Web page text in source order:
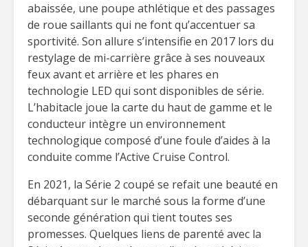
abaissée, une poupe athlétique et des passages
de roue saillants qui ne font qu’accentuer sa
sportivité. Son allure s’intensifie en 2017 lors du
restylage de mi-carrière grâce à ses nouveaux
feux avant et arrière et les phares en
technologie LED qui sont disponibles de série.
L’habitacle joue la carte du haut de gamme et le
conducteur intègre un environnement
technologique composé d’une foule d’aides à la
conduite comme l’Active Cruise Control.
En 2021, la Série 2 coupé se refait une beauté en
débarquant sur le marché sous la forme d’une
seconde génération qui tient toutes ses
promesses. Quelques liens de parenté avec la